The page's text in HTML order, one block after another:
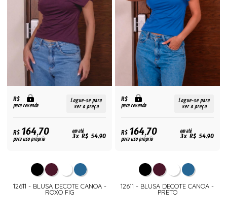
R$
para revenda
Logue-se para
ver o preço
R$164,70
para uso próprio
em até
3x R$ 54,90
12611 - BLUSA DECOTE CANOA -
ROXO FIG
R$
para revenda
Logue-se para
ver o preço
R$164,70
para uso próprio
em até
3x R$ 54,90
12611 - BLUSA DECOTE CANOA -
PRETO